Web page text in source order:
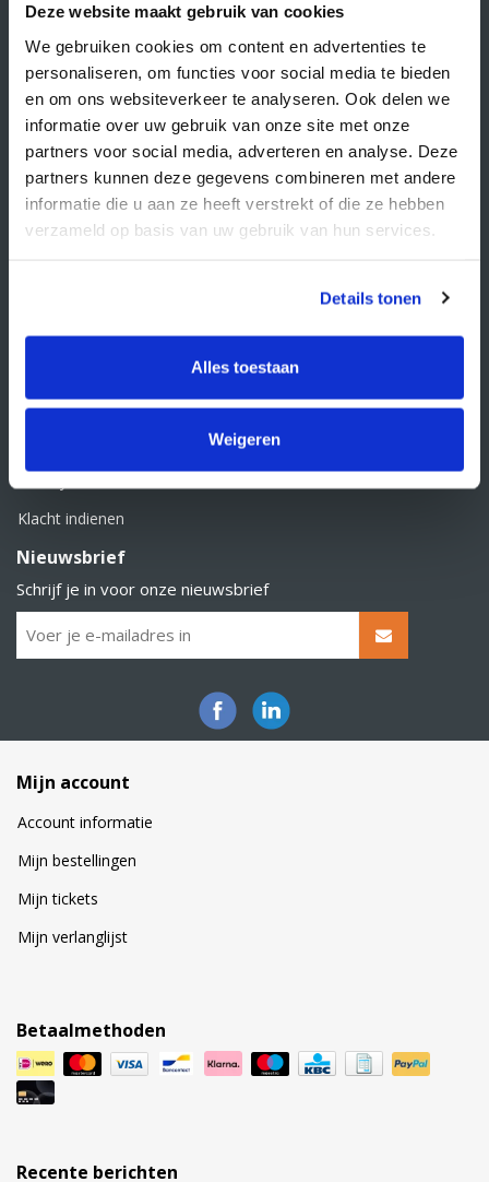
Deze website maakt gebruik van cookies
We gebruiken cookies om content en advertenties te
personaliseren, om functies voor social media te bieden
en om ons websiteverkeer te analyseren. Ook delen we
informatie over uw gebruik van onze site met onze
partners voor social media, adverteren en analyse. Deze
partners kunnen deze gegevens combineren met andere
informatie die u aan ze heeft verstrekt of die ze hebben
verzameld op basis van uw gebruik van hun services.
Details tonen
Alles toestaan
Weigeren
Contactgegevens
Supply Service B.V.
Nijverheidsstraat 25-K
3861 RJ Nijkerk
info@supplyservice.nl
+31 33 468 13 42
KvK nummer: 66384737
Retourbeleid
Klacht indienen
Nieuwsbrief
Schrijf je in voor onze nieuwsbrief
Mijn account
Account informatie
Mijn bestellingen
Mijn tickets
Mijn verlanglijst
Betaalmethoden
Recente berichten